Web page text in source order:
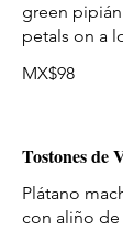
green
MX$98
Tostones de
Plátano
con aliño de